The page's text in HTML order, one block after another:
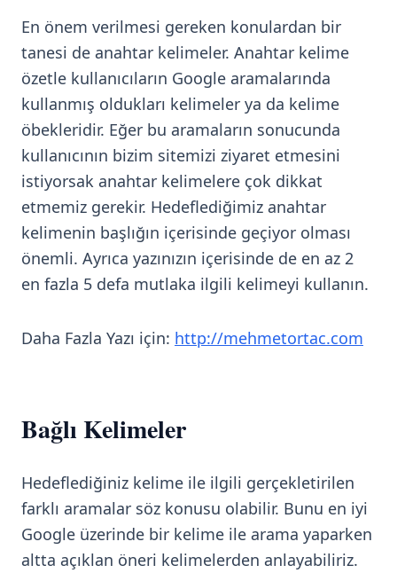
En önem verilmesi gereken konulardan bir
tanesi de anahtar kelimeler. Anahtar kelime
özetle kullanıcıların Google aramalarında
kullanmış oldukları kelimeler ya da kelime
öbekleridir. Eğer bu aramaların sonucunda
kullanıcının bizim sitemizi ziyaret etmesini
istiyorsak anahtar kelimelere çok dikkat
etmemiz gerekir. Hedeflediğimiz anahtar
kelimenin başlığın içerisinde geçiyor olması
önemli. Ayrıca yazınızın içerisinde de en az 2
en fazla 5 defa mutlaka ilgili kelimeyi kullanın.
Daha Fazla Yazı için: http://mehmetortac.com
Bağlı Kelimeler
Hedeflediğiniz kelime ile ilgili gerçekletirilen
farklı aramalar söz konusu olabilir. Bunu en iyi
Google üzerinde bir kelime ile arama yaparken
altta açıklan öneri kelimelerden anlayabiliriz.